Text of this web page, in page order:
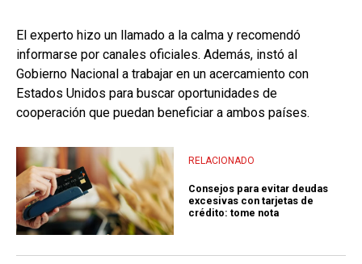
El experto hizo un llamado a la calma y recomendó
informarse por canales oficiales. Además, instó al
Gobierno Nacional a trabajar en un acercamiento con
Estados Unidos para buscar oportunidades de
cooperación que puedan beneficiar a ambos países.
RELACIONADO
Consejos para evitar deudas
excesivas con tarjetas de
crédito: tome nota